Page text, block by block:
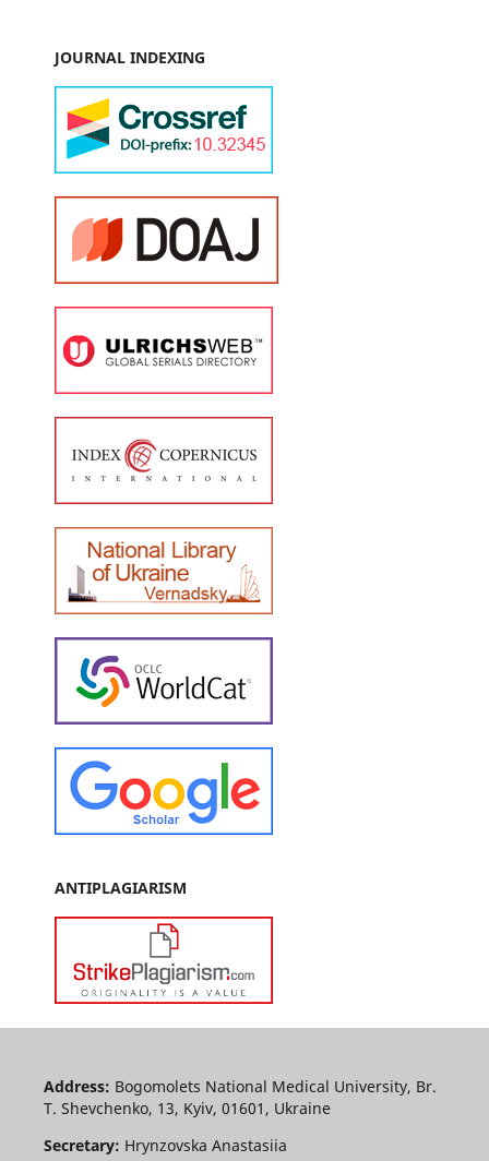
JOURNAL INDEXING
ANTIPLAGIARISM
Address: Bogomolets National Medical University, Br.
T. Shevchenko, 13, Kyiv, 01601, Ukraine
Secretary: Hrynzovska Anastasiia